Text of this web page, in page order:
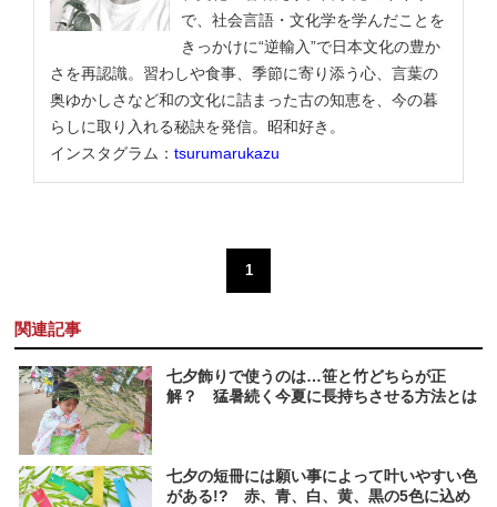
で、社会言語・文化学を学んだことを
きっかけに“逆輸入”で日本文化の豊か
さを再認識。習わしや食事、季節に寄り添う心、言葉の
奥ゆかしさなど和の文化に詰まった古の知恵を、今の暮
らしに取り入れる秘訣を発信。昭和好き。
インスタグラム：tsurumarukazu
1
関連記事
七夕飾りで使うのは…笹と竹どちらが正
解？ 猛暑続く今夏に長持ちさせる方法とは
七夕の短冊には願い事によって叶いやすい色
がある!? 赤、青、白、黄、黒の5色に込め